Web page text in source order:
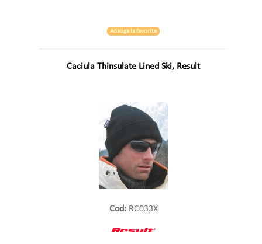
Adauga la favorite
Caciula Thinsulate Lined Ski, Result
Cod:RC033X